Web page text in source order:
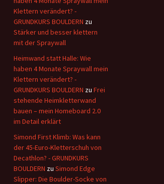
Klettern verändert? -
GRUNDKURS BOULDERN zu
Stärker und besser klettern
mit der Spraywall
Heimwand statt Halle: Wie
haben 4 Monate Spraywall mein
Klettern verändert? -
GRUNDKURS BOULDERN zu Frei
stehende Heimkletterwand
bauen – mein Homeboard 2.0
im Detail erklärt
Simond First Klimb: Was kann
der 45-Euro-Kletterschuh von
Decathlon? - GRUNDKURS
BOULDERN zu Simond Edge
Slipper: Die Boulder-Socke von